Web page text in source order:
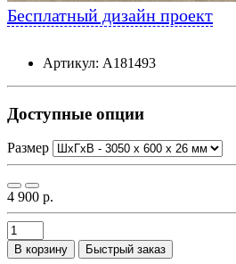
Бесплатный дизайн проект
Артикул: А181493
Доступные опции
Размер
4 900 р.
В корзину Быстрый заказ